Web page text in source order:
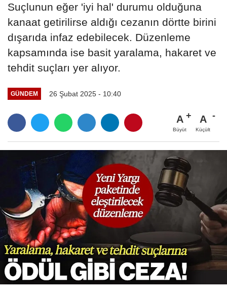
Suçlunun eğer 'iyi hal' durumu olduğuna
kanaat getirilirse aldığı cezanın dörtte birini
dışarıda infaz edebilecek. Düzenleme
kapsamında ise basit yaralama, hakaret ve
tehdit suçları yer alıyor.
GÜNDEM 26 Şubat 2025 - 10:40
A
Büyüt
A
Küçült